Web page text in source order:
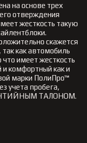
на основе трех
отверждения
жесткость такую
скажется
как автомобиль
что имеет жесткость
и комфортный как и
марки ПолиПро™
учета пробега,
ТАЛОНОМ.